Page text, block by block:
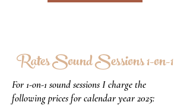
Rates Sound Sessions 1-on-1
For 1-on-1 sound sessions I charge the
following prices for calendar year 2025: